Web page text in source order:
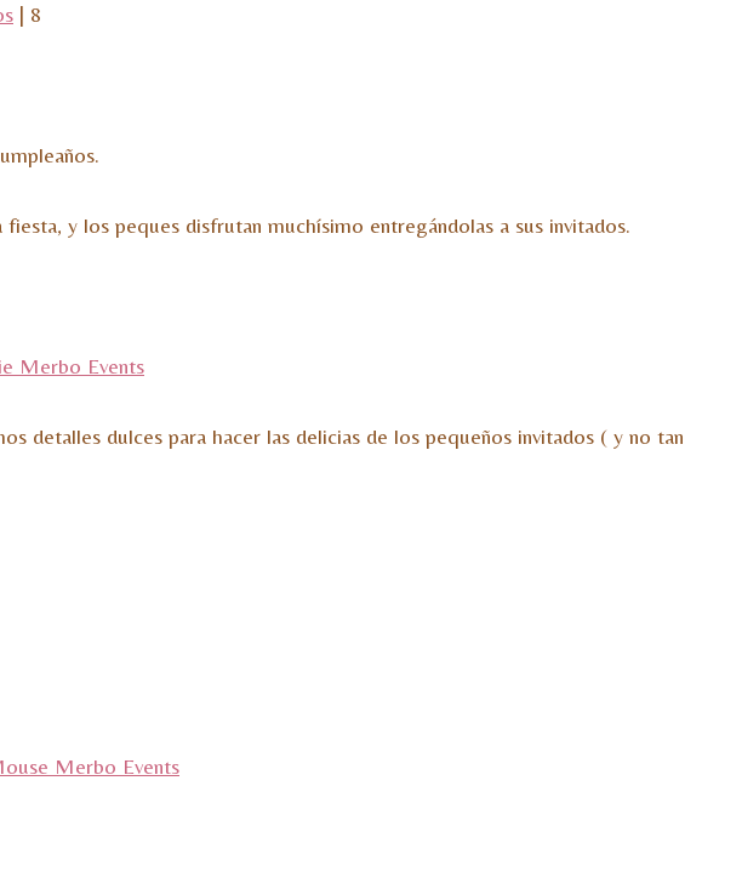
| 8
y los peques disfrutan muchísimo entregándolas a sus invitados.
detalles dulces para hacer las delicias de los pequeños invitados ( y no tan